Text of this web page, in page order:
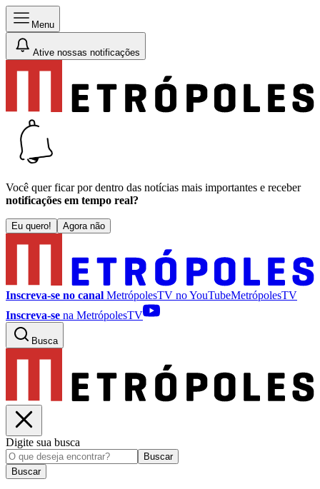
Menu
Ative nossas notificações
Você quer ficar por dentro das notícias mais importantes e receber
notificações em tempo real?
Eu quero! Agora não
Inscreva-se no canal MetrópolesTV noYouTubeMetrópolesTV
Inscreva-se na MetrópolesTV
Busca
Digite sua busca
Buscar
Buscar